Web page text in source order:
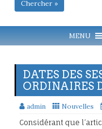
Chercher »
DATES DES
ORDINAIRES
admin Nouvelles
Considérant que